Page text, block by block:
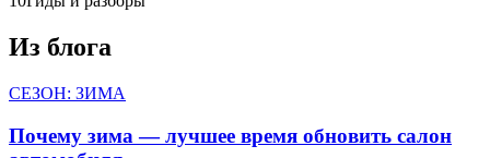
Из блога
СЕЗОН: ЗИМА
Почему зима — лучшее время обновить салон